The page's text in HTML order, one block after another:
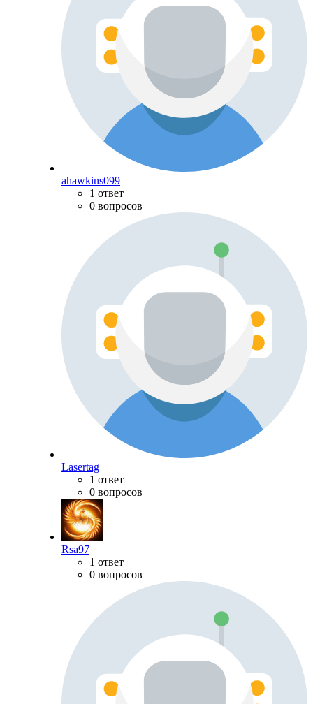
ahawkins099
1 ответ
0 вопросов
Lasertag
1 ответ
0 вопросов
Rsa97
1 ответ
0 вопросов